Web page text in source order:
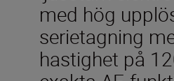
med hög
serietagning
hastighet på